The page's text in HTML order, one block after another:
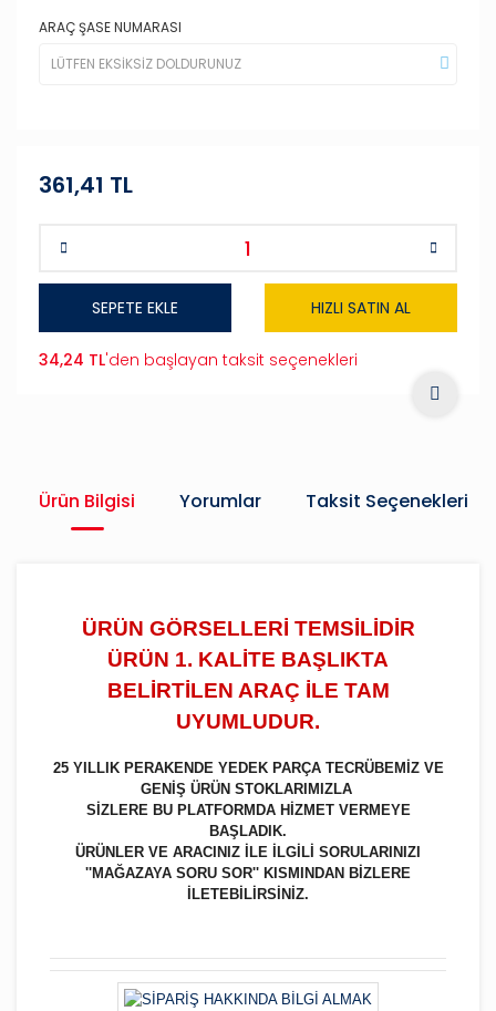
ARAÇ ŞASE NUMARASI
361,41 TL
SEPETE EKLE HIZLI SATIN AL
34,24 TL'den başlayan taksit seçenekleri
Ürün Bilgisi Yorumlar Taksit Seçenekleri
ÜRÜN GÖRSELLERİ TEMSİLİDİR
ÜRÜN 1. KALİTE BAŞLIKTA
BELİRTİLEN ARAÇ İLE TAM
UYUMLUDUR.
25 YILLIK PERAKENDE YEDEK PARÇA TECRÜBEMİZ VE
GENİŞ ÜRÜN STOKLARIMIZLA
SİZLERE BU PLATFORMDA HİZMET VERMEYE
BAŞLADIK.
ÜRÜNLER VE ARACINIZ İLE İLGİLİ SORULARINIZI
''MAĞAZAYA SORU SOR'' KISMINDAN BİZLERE
İLETEBİLİRSİNİZ.